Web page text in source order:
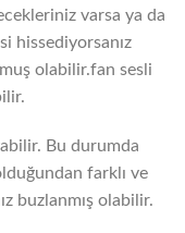
varsa ya da
hissediyorsanız
olabilir.fan sesli
Bu durumda
farklı ve
buzlanmış olabilir.